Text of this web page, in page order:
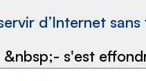
d’Internet
&nbsp;- s'est